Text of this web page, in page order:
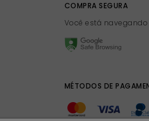
COMPRA SEGURA
Você está
MÉTODOS DE